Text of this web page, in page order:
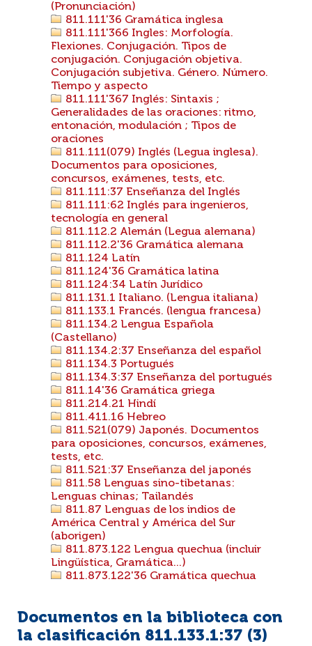
(Pronunciación)
811.111'36 Gramática inglesa
811.111'366 Ingles: Morfología.
Flexiones. Conjugación. Tipos de
conjugación. Conjugación objetiva.
Conjugación subjetiva. Género. Número.
Tiempo y aspecto
811.111'367 Inglés: Sintaxis ;
Generalidades de las oraciones: ritmo,
entonación, modulación ; Tipos de
oraciones
811.111(079) Inglés (Legua inglesa).
Documentos para oposiciones,
concursos, exámenes, tests, etc.
811.111:37 Enseñanza del Inglés
811.111:62 Inglés para ingenieros,
tecnología en general
811.112.2 Alemán (Legua alemana)
811.112.2'36 Gramática alemana
811.124 Latín
811.124'36 Gramática latina
811.124:34 Latín Jurídico
811.131.1 Italiano. (Lengua italiana)
811.133.1 Francés. (lengua francesa)
811.134.2 Lengua Española
(Castellano)
811.134.2:37 Enseñanza del español
811.134.3 Portugués
811.134.3:37 Enseñanza del portugués
811.14'36 Gramática griega
811.214.21 Hindí
811.411.16 Hebreo
811.521(079) Japonés. Documentos
para oposiciones, concursos, exámenes,
tests, etc.
811.521:37 Enseñanza del japonés
811.58 Lenguas sino-tibetanas:
Lenguas chinas; Tailandés
811.87 Lenguas de los indios de
América Central y América del Sur
(aborigen)
811.873.122 Lengua quechua (incluir
Lingüística, Gramática...)
811.873.122'36 Gramática quechua
Documentos en la biblioteca con
la clasificación 811.133.1:37 (3)